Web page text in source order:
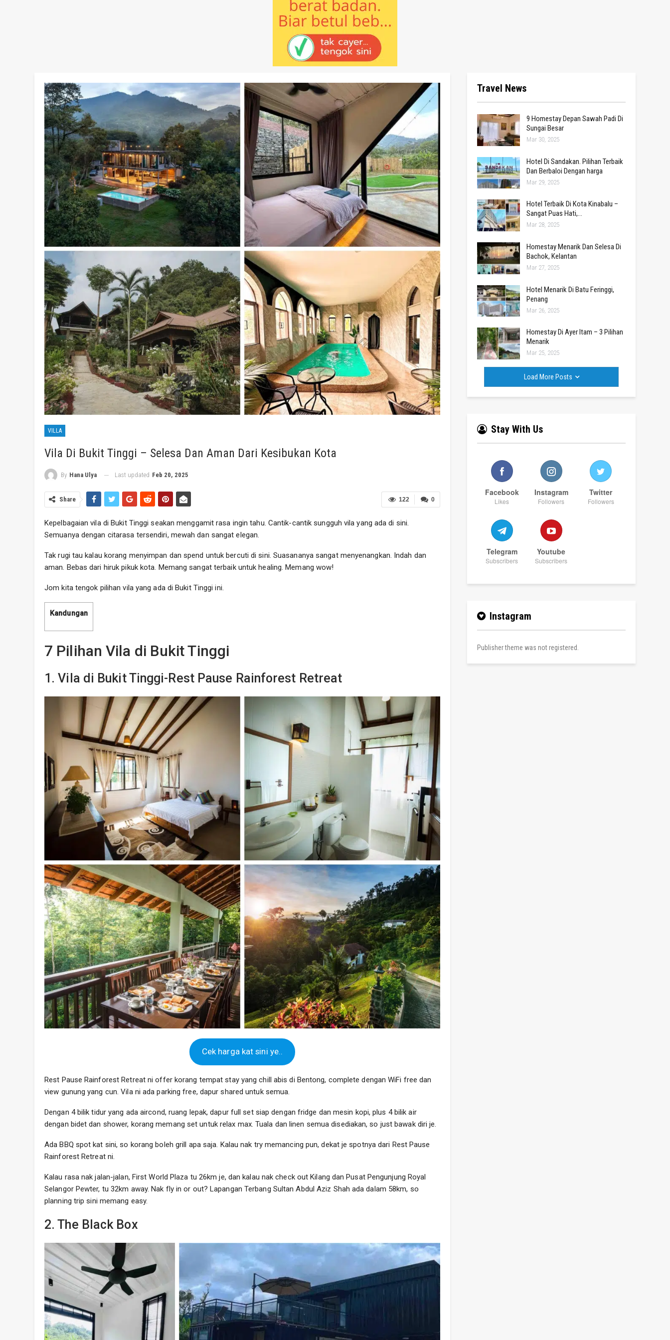
VILLA
Vila Di Bukit Tinggi – Selesa Dan Aman Dari Kesibukan Kota
By Hana Ulya Last updated Feb 20, 2025
0
122
Share
Kepelbagaian vila di Bukit Tinggi seakan menggamit rasa ingin tahu. Cantik-cantik sungguh vila yang ada di sini.
Semuanya dengan citarasa tersendiri, mewah dan sangat elegan.
Tak rugi tau kalau korang menyimpan dan spend untuk bercuti di sini. Suasananya sangat menyenangkan. Indah dan
aman. Bebas dari hiruk pikuk kota. Memang sangat terbaik untuk healing. Memang wow!
Jom kita tengok pilihan vila yang ada di Bukit Tinggi ini.
Kandungan
7 Pilihan Vila di Bukit Tinggi
1. Vila di Bukit Tinggi-Rest Pause Rainforest Retreat
Cek harga kat sini ye..
Rest Pause Rainforest Retreat ni offer korang tempat stay yang chill abis di Bentong, complete dengan WiFi free dan
view gunung yang cun. Vila ni ada parking free, dapur shared untuk semua.
Dengan 4 bilik tidur yang ada aircond, ruang lepak, dapur full set siap dengan fridge dan mesin kopi, plus 4 bilik air
dengan bidet dan shower, korang memang set untuk relax max. Tuala dan linen semua disediakan, so just bawak diri je.
Ada BBQ spot kat sini, so korang boleh grill apa saja. Kalau nak try memancing pun, dekat je spotnya dari Rest Pause
Rainforest Retreat ni.
Kalau rasa nak jalan-jalan, First World Plaza tu 26km je, dan kalau nak check out Kilang dan Pusat Pengunjung Royal
Selangor Pewter, tu 32km away. Nak fly in or out? Lapangan Terbang Sultan Abdul Aziz Shah ada dalam 58km, so
planning trip sini memang easy.
2. The Black Box
Travel News
9 Homestay Depan Sawah Padi Di
Sungai Besar
Mar 30, 2025
Hotel Di Sandakan. Pilihan Terbaik
Dan Berbaloi Dengan harga
Mar 29, 2025
Hotel Terbaik Di Kota Kinabalu –
Sangat Puas Hati,…
Mar 28, 2025
Homestay Menarik Dan Selesa Di
Bachok, Kelantan
Mar 27, 2025
Hotel Menarik Di Batu Feringgi,
Penang
Mar 26, 2025
Homestay Di Ayer Itam – 3 Pilihan
Menarik
Mar 25, 2025
Load More Posts
Stay With Us
Facebook
Likes
Instagram
Followers
Twitter
Followers
Telegram
Subscribers
Youtube
Subscribers
Instagram
Publisher theme was not registered.